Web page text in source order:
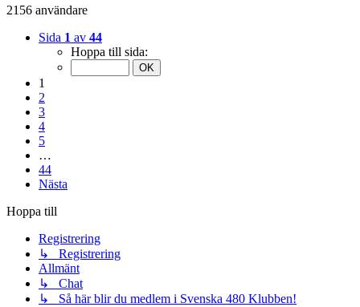
2156 användare
Sida 1 av 44
Hoppa till sida:
1
2
3
4
5
…
44
Nästa
Hoppa till
Registrering
↳ Registrering
Allmänt
↳ Chat
↳ Så här blir du medlem i Svenska 480 Klubben!